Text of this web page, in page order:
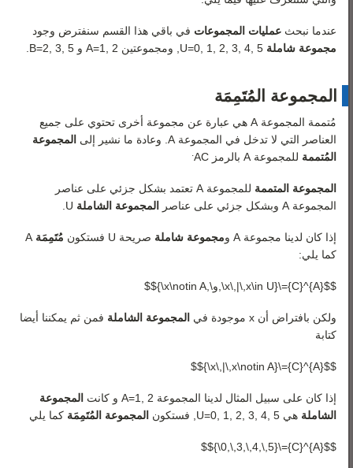
عندما نبحث عمليات المجموعات في باقي هذا القسم سنفترض وجود
مجموعة شاملة
U=0, 1, 2, 3, 4, 5 , ومجموعتين A=1, 2 و B=2, 3, 5
.
المجموعة المُتَمِمَة
مُتممة المجموعةA هي عبارة عن مجموعة أخرى تحتوي على جميع
العناصر التي لا تدخل في المجموعةA. وعادة ما نشير إلى المجموعة
المُتممة للمجموعةA بالرمز AC
.
المجموعة المتممة للمجموعةA تعتمد بشكل جزئي على عناصر
المجموعةA وبشكل جزئي على عناصر المجموعة الشاملة U
.
إذا كان لدينا مجموعةA ومجموعة شاملة صريحة U فستكون مُتَمِمَة A
كما يلي:
$${A}^{C}=\{x\,|\,x\in U\,و\,x\notin A\}$$
ولكن بافتراض أن x موجودة في المجموعة الشاملة فمن ثم يمكننا أيضا
كتابة
$${A}^{C}=\{x\,|\,x\notin A\}$$
إذا كان على سبيل المثال لدينا المجموعة A=1, 2 و كانت المجموعة
الشاملة هي U=0, 1, 2, 3, 4, 5 , فستكون المجموعة المُتَمِمَة كما يلي
$${A}^{C}=\{0,\,3,\,4,\,5\}$$